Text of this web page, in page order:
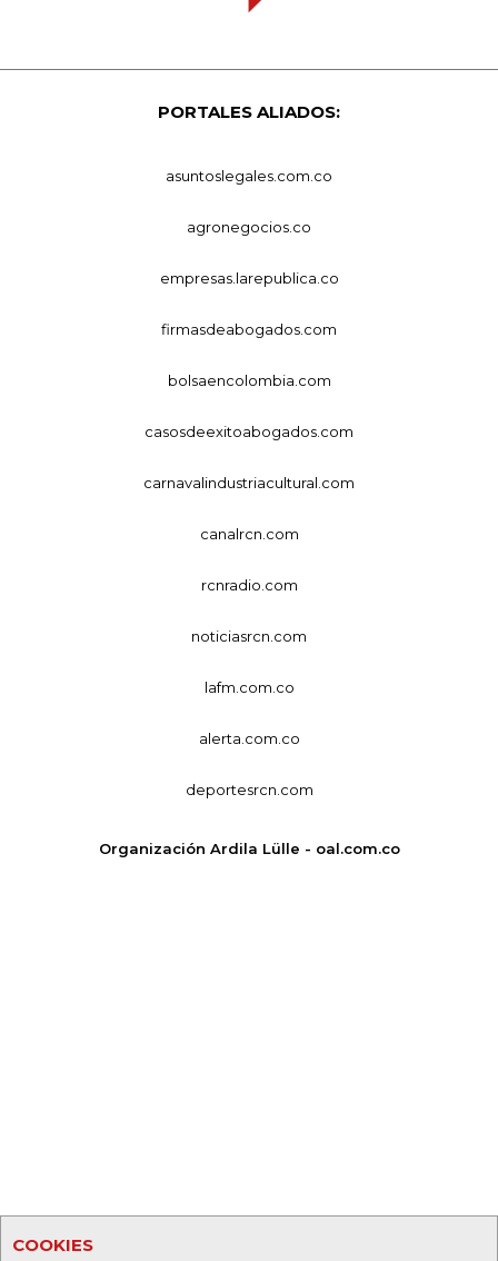
COOKIES
PORTALES ALIADOS:
asuntoslegales.com.co
agronegocios.co
empresas.larepublica.co
firmasdeabogados.com
bolsaencolombia.com
casosdeexitoabogados.com
carnavalindustriacultural.com
canalrcn.com
rcnradio.com
noticiasrcn.com
lafm.com.co
alerta.com.co
deportesrcn.com
Organización Ardila Lülle - oal.com.co